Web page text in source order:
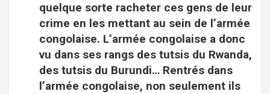
quelque sorte racheter ces gens de leur
crime en les mettant au sein de l’armée
congolaise. L’armée congolaise a donc
vu dans ses rangs des tutsis du Rwanda,
des tutsis du Burundi… Rentrés dans
l’armée congolaise, non seulement ils